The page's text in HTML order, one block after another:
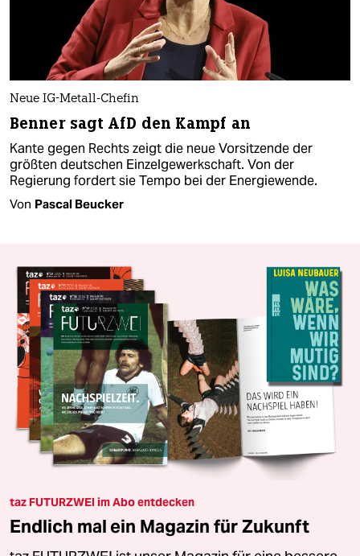
Neue IG-Metall-Chefin
Benner sagt AfD den Kampf an
Kante gegen Rechts zeigt die neue Vorsitzende der
größten deutschen Einzelgewerkschaft. Von der
Regierung fordert sie Tempo bei der Energiewende.
Von Pascal Beucker
taz FUTURZWEI im Abo entdecken
Endlich mal ein Magazin für Zukunft